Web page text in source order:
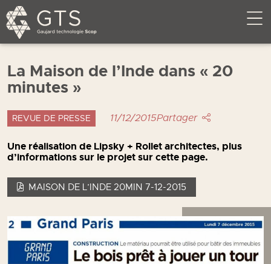
La Maison de l’Inde dans « 20
minutes »
REVUE DE PRESSE 11/12/2015Partager
Une réalisation de Lipsky + Rollet architectes, plus
d’informations sur le projet sur cette page.
MAISON DE L’INDE 20MIN 7-12-2015